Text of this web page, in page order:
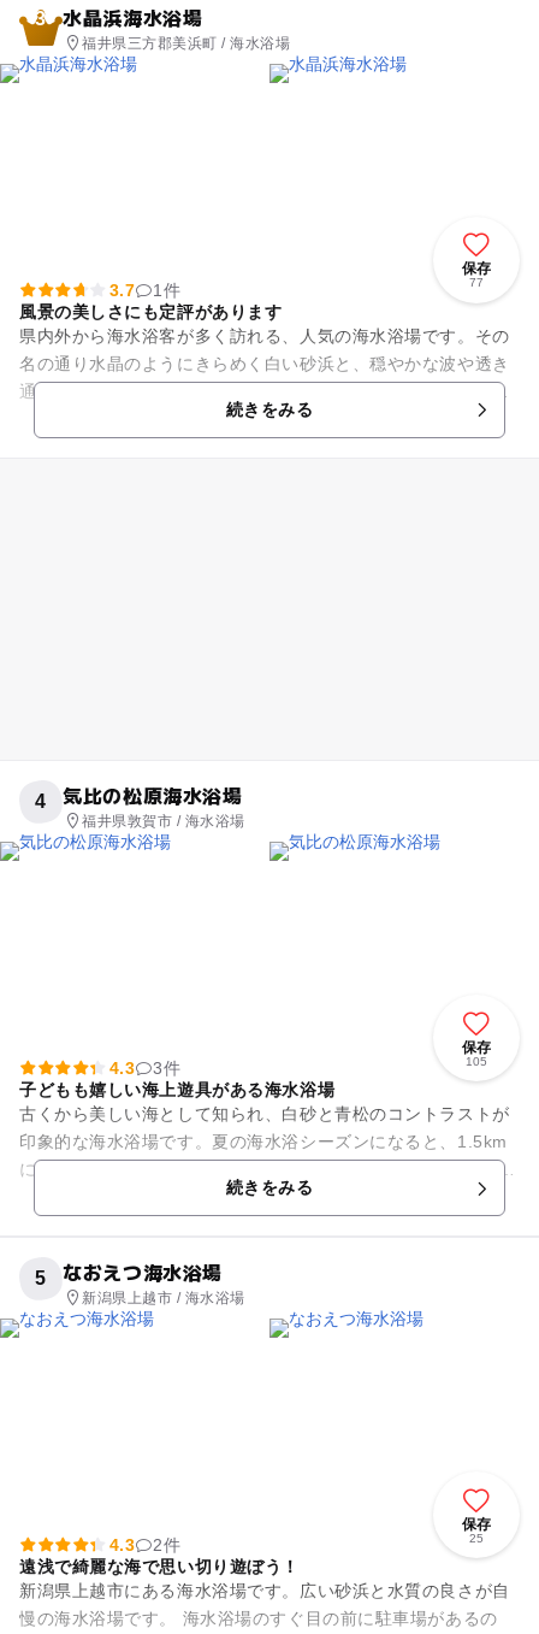
3 水晶浜海水浴場
福井県三方郡美浜町 / 海水浴場
保存
77
3.7
1件
風景の美しさにも定評があります
県内外から海水浴客が多く訪れる、人気の海水浴場です。その
名の通り水晶のようにきらめく白い砂浜と、穏やかな波や透き
通った青い海が自慢の海水浴場。体についてもすぐに落ちてし
まうほど砂粒が細かく、歩く...続きをみる
4 気比の松原海水浴場
福井県敦賀市 / 海水浴場
保存
105
4.3
3件
子どもも嬉しい海上遊具がある海水浴場
古くから美しい海として知られ、白砂と青松のコントラストが
印象的な海水浴場です。夏の海水浴シーズンになると、1.5km
におよぶ砂浜はたくさんの人でにぎわいます。 子ども連れのフ
続きをみる
5 なおえつ海水浴場
新潟県上越市 / 海水浴場
保存
25
4.3
2件
遠浅で綺麗な海で思い切り遊ぼう！
新潟県上越市にある海水浴場です。広い砂浜と水質の良さが自
慢の海水浴場です。 海水浴場のすぐ目の前に駐車場があるの